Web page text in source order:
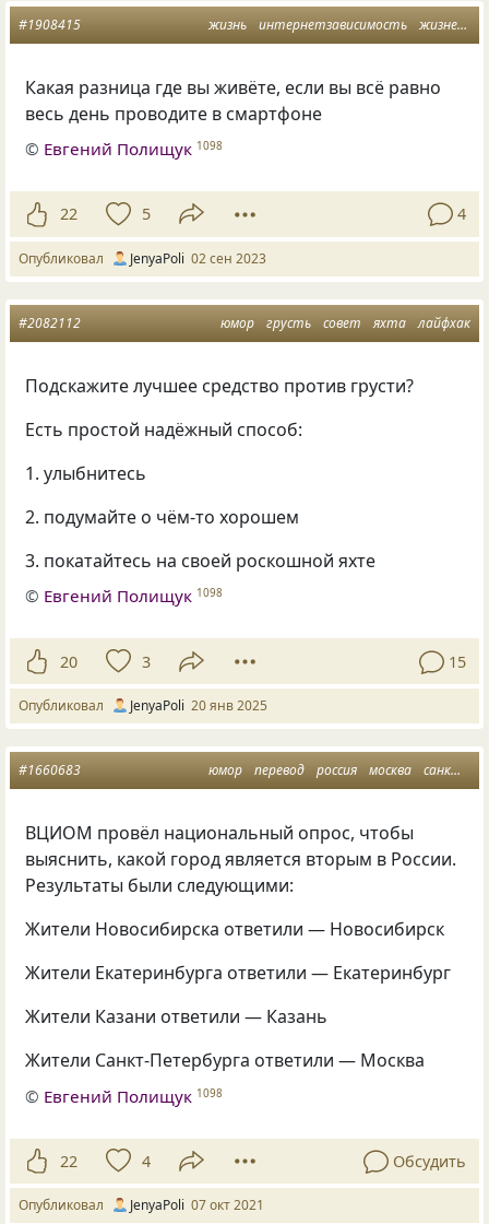
жизнь интернетзависимость жизненное
#1908415
Какая разница где вы живёте, если вы всё равно
весь день проводите в смартфоне
© Евгений Полищук 1098
22 5 4
Опубликовал JenyaPoli 02 сен 2023
юмор грусть совет яхта лайфхак
#2082112
Подскажите лучшее средство против грусти?
Есть простой надёжный способ:
1. улыбнитесь
2. подумайте о чём-то хорошем
3. покатайтесь на своей роскошной яхте
© Евгений Полищук 1098
20 3 15
Опубликовал JenyaPoli 20 янв 2025
юмор перевод россия москва санкт петербург
#1660683
ВЦИОМ провёл национальный опрос, чтобы
выяснить, какой город является вторым в России.
Результаты были следующими:
Жители Новосибирска ответили — Новосибирск
Жители Екатеринбурга ответили — Екатеринбург
Жители Казани ответили — Казань
Жители Санкт-Петербурга ответили — Москва
© Евгений Полищук 1098
22 4 Обсудить
Опубликовал JenyaPoli 07 окт 2021